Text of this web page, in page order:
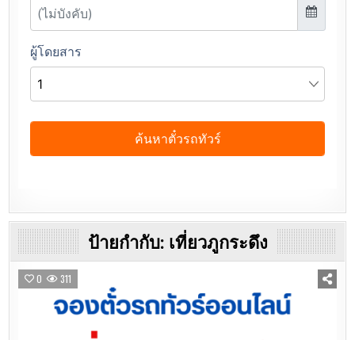
ป้ายกำกับ: เที่ยวภูกระดึง
0 311